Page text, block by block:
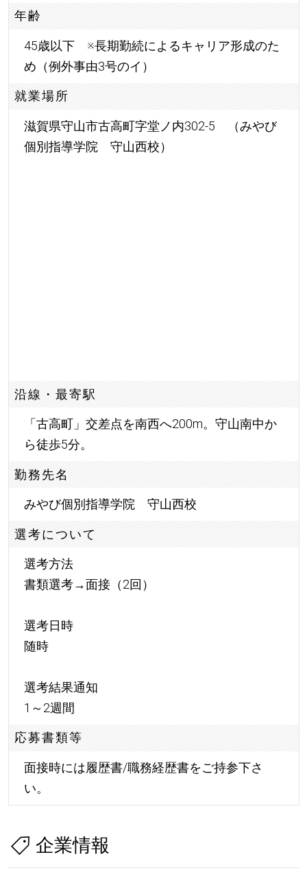
年齢
45歳以下 ※長期勤続によるキャリア形成のた
め（例外事由3号のイ）
就業場所
滋賀県守山市古高町字堂ノ内302-5 （みやび
個別指導学院 守山西校）
沿線・最寄駅
「古高町」交差点を南西へ200m。守山南中か
ら徒歩5分。
勤務先名
みやび個別指導学院 守山西校
選考について
選考方法
書類選考→面接（2回）
選考日時
随時
選考結果通知
1～2週間
応募書類等
面接時には履歴書/職務経歴書をご持参下さ
い。
企業情報